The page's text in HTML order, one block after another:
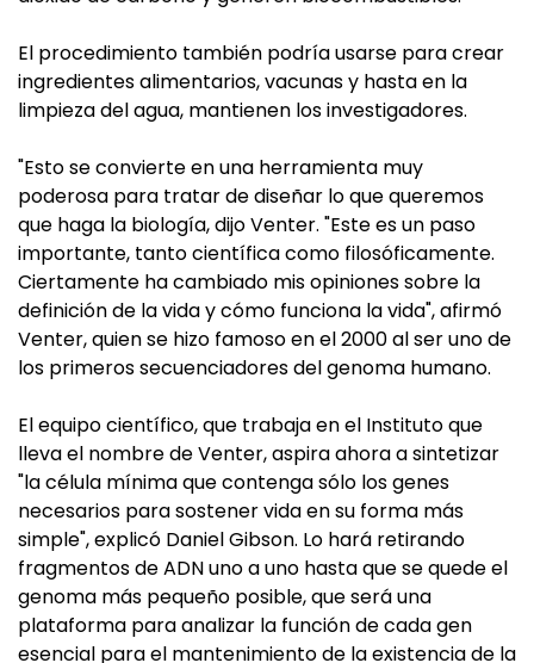
El procedimiento también podría usarse para crear
ingredientes alimentarios, vacunas y hasta en la
limpieza del agua, mantienen los investigadores.
"Esto se convierte en una herramienta muy
poderosa para tratar de diseñar lo que queremos
que haga la biología, dijo Venter. "Este es un paso
importante, tanto científica como filosóficamente.
Ciertamente ha cambiado mis opiniones sobre la
definición de la vida y cómo funciona la vida", afirmó
Venter, quien se hizo famoso en el 2000 al ser uno de
los primeros secuenciadores del genoma humano.
El equipo científico, que trabaja en el Instituto que
lleva el nombre de Venter, aspira ahora a sintetizar
"la célula mínima que contenga sólo los genes
necesarios para sostener vida en su forma más
simple", explicó Daniel Gibson. Lo hará retirando
fragmentos de ADN uno a uno hasta que se quede el
genoma más pequeño posible, que será una
plataforma para analizar la función de cada gen
esencial para el mantenimiento de la existencia de la